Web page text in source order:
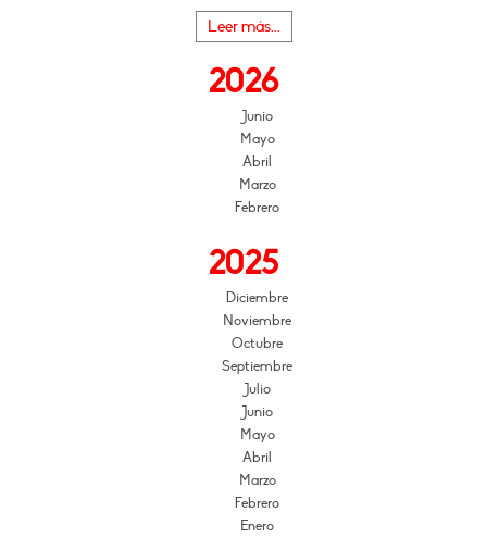
Leer más...
2026
Junio
Mayo
Abril
Marzo
Febrero
2025
Diciembre
Noviembre
Octubre
Septiembre
Julio
Junio
Mayo
Abril
Marzo
Febrero
Enero